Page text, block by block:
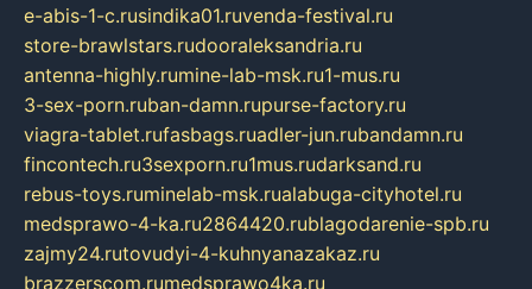
e-abis-1-c.rusindika01.ruvenda-festival.ru
store-brawlstars.rudooraleksandria.ru
antenna-highly.rumine-lab-msk.ru1-mus.ru
3-sex-porn.ruban-damn.rupurse-factory.ru
viagra-tablet.rufasbags.ruadler-jun.rubandamn.ru
fincontech.ru3sexporn.ru1mus.rudarksand.ru
rebus-toys.ruminelab-msk.rualabuga-cityhotel.ru
medsprawo-4-ka.ru2864420.rublagodarenie-spb.ru
zajmy24.rutovudyi-4-kuhnyanazakaz.ru
brazzerscom.rumedsprawo4ka.ru